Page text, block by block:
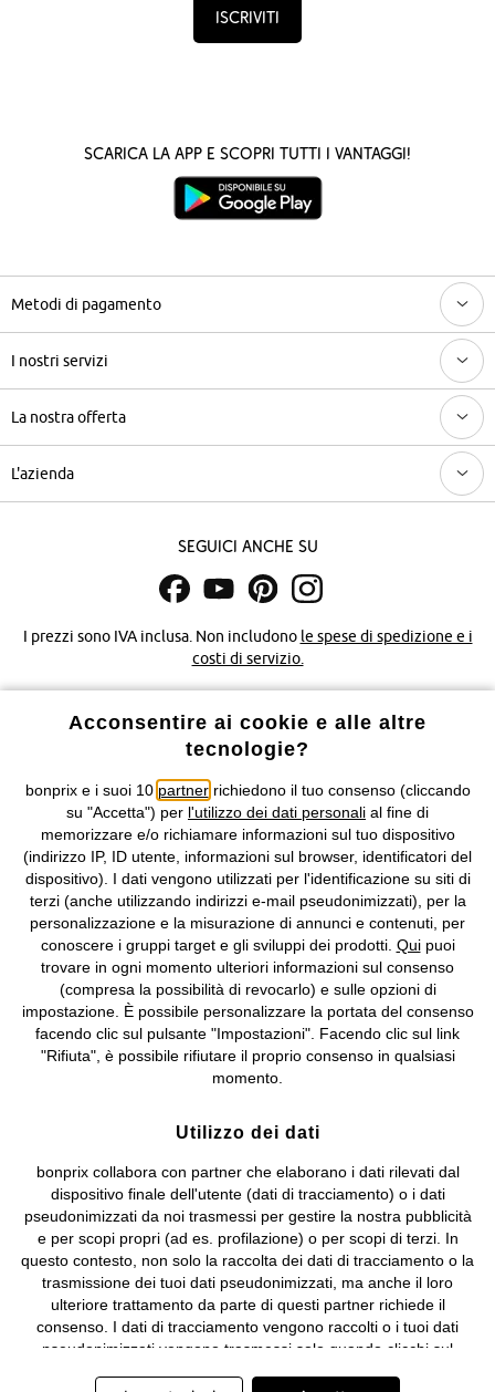
Iscriviti
Scarica la App e scopri tutti i vantaggi!
Metodi di pagamento
I nostri servizi
La nostra offerta
L'azienda
Seguici anche su
I prezzi sono IVA inclusa. Non includono le spese di spedizione e i
costi di servizio.
Condizioni di vendita Accessibilità
Informazioni legali Diritto di recesso
© 2026 bonprix.Tutti i diritti riservati.
bonprix S.r.l. con socio unico, sede legale: via Adua 33 - 13855
Valdengo (BI) C.F. 01510910027 - P.I. 01939830020, Reg. Imprese di
Biella n. 01510910027, R.E.A. BI - 171345, N. Reg. Pile:
IT09060P00000858, N. Reg. AEE: IT08020000002105 Capitale
Sociale: euro 1.000.000 i.v, Società soggetta all'attività di direzione
e coordinamento di bonprix Beteiligungs -Verwaltungsgesellschaft
mbH.
Acconsentire ai cookie e alle altre
tecnologie?
bonprix e i suoi 10 partnerrichiedono il tuo consenso (cliccando
su "Accetta") per l'utilizzo dei dati personali al fine di
memorizzare e/o richiamare informazioni sul tuo dispositivo
(indirizzo IP, ID utente, informazioni sul browser, identificatori del
dispositivo). I dati vengono utilizzati per l'identificazione su siti di
terzi (anche utilizzando indirizzi e-mail pseudonimizzati), per la
personalizzazione e la misurazione di annunci e contenuti, per
conoscere i gruppi target e gli sviluppi dei prodotti. Quipuoi
trovare in ogni momento ulteriori informazioni sul consenso
(compresa la possibilità di revocarlo) e sulle opzioni di
impostazione. È possibile personalizzare la portata del consenso
facendo clic sul pulsante "Impostazioni". Facendo clic sul link
"Rifiuta", è possibile rifiutare il proprio consenso in qualsiasi
momento.
Utilizzo dei dati
bonprix collabora con partner che elaborano i dati rilevati dal
dispositivo finale dell'utente (dati di tracciamento) o i dati
pseudonimizzati da noi trasmessi per gestire la nostra pubblicità
e per scopi propri (ad es. profilazione) o per scopi di terzi. In
questo contesto, non solo la raccolta dei dati di tracciamento o la
trasmissione dei tuoi dati pseudonimizzati, ma anche il loro
ulteriore trattamento da parte di questi partner richiede il
consenso. I dati di tracciamento vengono raccolti o i tuoi dati
pseudonimizzati vengono trasmessi solo quando clicchi sul